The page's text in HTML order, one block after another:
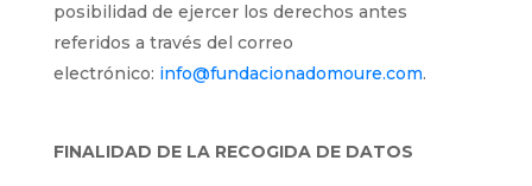
posibilidad de ejercer los derechos antes
referidos a través del correo
electrónico: info@fundacionadomoure.com.
FINALIDAD DE LA RECOGIDA DE DATOS